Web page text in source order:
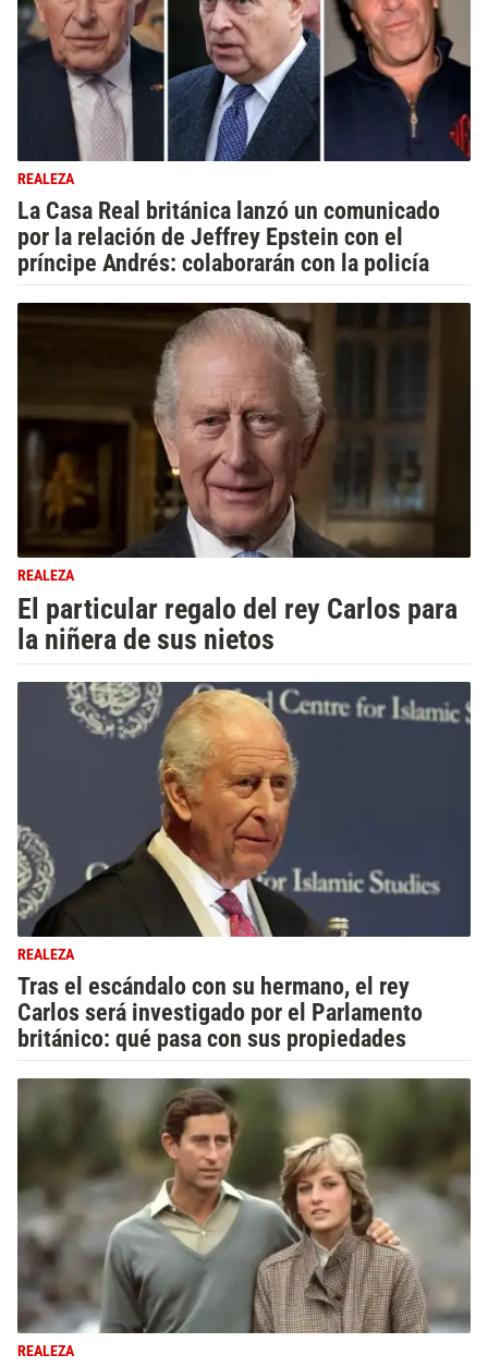
REALEZA
La Casa Real británica lanzó un comunicado
por la relación de Jeffrey Epstein con el
príncipe Andrés: colaborarán con la policía
REALEZA
El particular regalo del rey Carlos para
la niñera de sus nietos
REALEZA
Tras el escándalo con su hermano, el rey
Carlos será investigado por el Parlamento
británico: qué pasa con sus propiedades
REALEZA